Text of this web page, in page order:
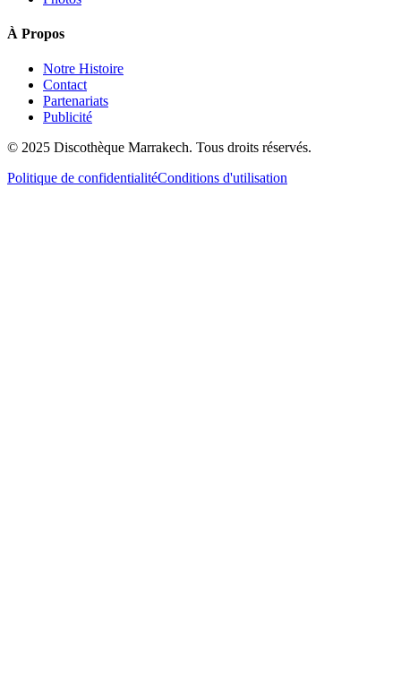
À Propos
Notre Histoire
Contact
Partenariats
Publicité
© 2025 Discothèque Marrakech. Tous droits réservés.
Politique de confidentialitéConditions d'utilisation